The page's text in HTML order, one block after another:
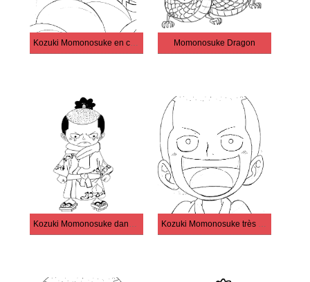
Kozuki Momonosuke en colère Momonosuke Dragon
Kozuki Momonosuke dans One Piece Kozuki Momonosuke très mignon